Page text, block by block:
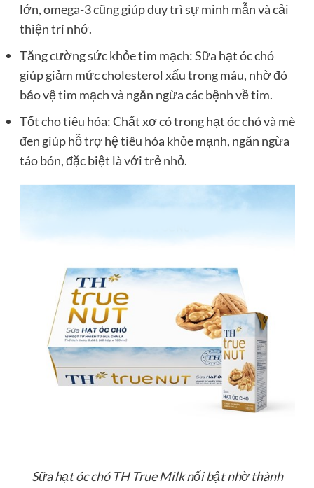
lớn, omega-3 cũng giúp duy trì sự minh mẫn và cải
thiện trí nhớ.
Tăng cường sức khỏe tim mạch: Sữa hạt óc chó
giúp giảm mức cholesterol xấu trong máu, nhờ đó
bảo vệ tim mạch và ngăn ngừa các bệnh về tim.
Tốt cho tiêu hóa: Chất xơ có trong hạt óc chó và mè
đen giúp hỗ trợ hệ tiêu hóa khỏe mạnh, ngăn ngừa
táo bón, đặc biệt là với trẻ nhỏ.
Sữa hạt óc chó TH True Milk nổi bật nhờ thành